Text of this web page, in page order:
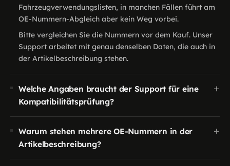
Fahrzeugverwendungslisten, in manchen Fällen führt am
OE-Nummern-Abgleich aber kein Weg vorbei.
Bitte vergleichen Sie die Nummern vor dem Kauf. Unser
Support arbeitet mit genau denselben Daten, die auch in
der Artikelbeschreibung stehen.
Welche Angaben braucht der Support für eine
Kompatibilitätsprüfung?
+
Warum stehen mehrere OE-Nummern in der
Artikelbeschreibung?
+